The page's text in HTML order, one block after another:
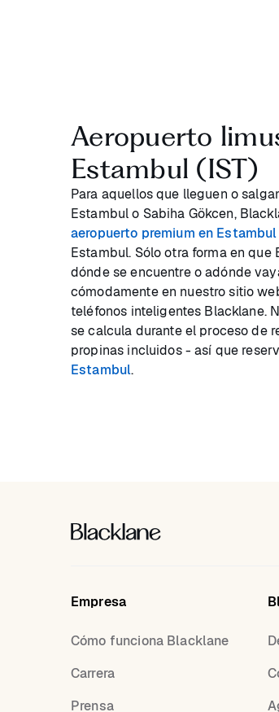
Aeropuerto
Estambul (IST)
Para aquellos que lleguen o
Estambul o Sabiha Gökcen,
aeropuerto premium en Estambul
Estambul. Sólo otra forma en
dónde se encuentre o adónde
cómodamente en nuestro sitio
teléfonos inteligentes Blacklane.
se calcula durante el proceso de
propinas incluidos - así que
Estambul.
Empresa
Cómo funciona Blacklane
Carrera
Prensa